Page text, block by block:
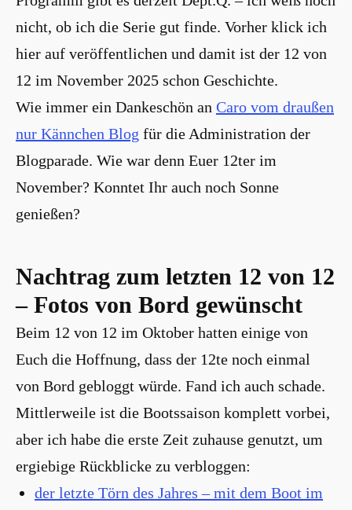
nicht, ob ich die Serie gut finde. Vorher klick ich
hier auf veröffentlichen und damit ist der 12 von
12 im November 2025 schon Geschichte.
Wie immer ein Dankeschön an Caro vom draußen
nur Kännchen Blog für die Administration der
Blogparade. Wie war denn Euer 12ter im
November? Konntet Ihr auch noch Sonne
genießen?
Nachtrag zum letzten 12 von 12
– Fotos von Bord gewünscht
Beim 12 von 12 im Oktober hatten einige von
Euch die Hoffnung, dass der 12te noch einmal
von Bord gebloggt würde. Fand ich auch schade.
Mittlerweile ist die Bootssaison komplett vorbei,
aber ich habe die erste Zeit zuhause genutzt, um
ergiebige Rückblicke zu verbloggen:
der letzte Törn des Jahres – mit dem Boot im